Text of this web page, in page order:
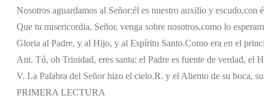
Nosotros aguardamos al Señor:él es nuestro auxilio y escudo,con
Que tu misericordia, Señor, venga sobre nosotros,como lo
Gloria al Padre, y al Hijo, y al Espíritu Santo.Como era en el
Ant. Tú, oh Trinidad, eres santa: el Padre es fuente de verdad, el
V. La Palabra del Señor hizo el cielo.R. y el Aliento de su boca,
PRIMERA LECTURA